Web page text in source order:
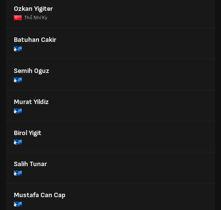
Ozkan Yigiter
Thổ Nhĩ Kỳ
Batuhan Cakir
Semih Oguz
Murat Yildiz
Birol Yigit
Salih Tunar
Mustafa Can Cap